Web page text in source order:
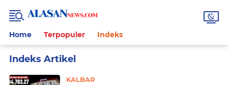
Home Terpopuler Indeks
KALBAR